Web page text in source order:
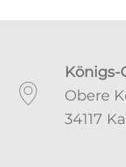
Königs-
Obere
34117